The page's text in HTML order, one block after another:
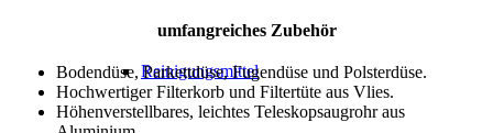
Reinigungsmittel
umfangreiches Zubehör
Bodendüse, Parkettdüse, Fugendüse und Polsterdüse.
Hochwertiger Filterkorb und Filtertüte aus Vlies.
Höhenverstellbares, leichtes Teleskopsaugrohr aus